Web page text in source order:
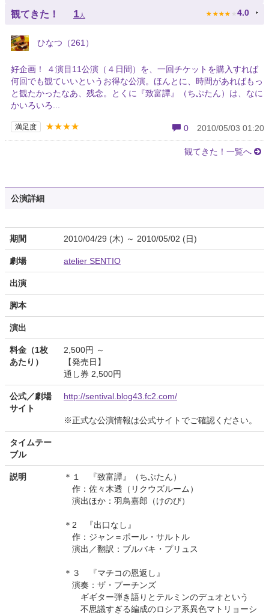
観てきた！ 1人 ★ ★ ★ ★ ★ 4.0
ひなつ（261）
好企画！ ４演目11公演（４日間）を、一回チケットを購入すれば
何回でも観ていいというお得な公演。ほんとに、時間があればもっ
と観たかったなあ、残念。とくに『致富譚』（ちぷたん）は、なに
かいろいろ...
満足度 ★★★★ 0 2010/05/03 01:20
観てきた！一覧へ
公演詳細
期間 2010/04/29 (木) ～ 2010/05/02 (日)
劇場 atelier SENTIO
出演
脚本
演出
料金（1枚
あたり）
2,500円 ～
【発売日】
通し券 2,500円
公式／劇場
サイト
http://sentival.blog43.fc2.com/
※正式な公演情報は公式サイトでご確認ください。
タイムテー
ブル
説明
＊１ 『致富譚』（ちぷたん）
作：佐々木透（リクウズルーム）
演出ほか：羽鳥嘉郎（けのび）
＊2 『出口なし』
作：ジャン＝ポール・サルトル
演出／翻訳：ブルバキ・プリュス
＊３ 『マチコの恩返し』
演奏：ザ・プーチンズ
ギギター弾き語りとテルミンのデュオという
不思議すぎる編成のロシア系異色マトリョーシ